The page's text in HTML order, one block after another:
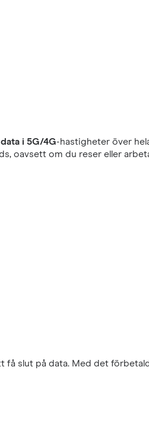
i 5G/4G-hastigheter över
oavsett om du reser eller
slut på data. Med det